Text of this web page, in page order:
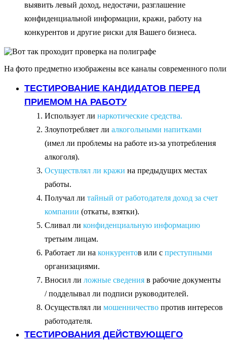
выявить левый доход, недостачи, разглашение
конфиденциальной информации, кражи, работу на
конкурентов и другие риски для Вашего бизнеса.
На фото предметно изображены все каналы современного
ТЕСТИРОВАНИЕ КАНДИДАТОВ ПЕРЕД
ПРИЕМОМ НА РАБОТУ
Использует ли наркотические средства.
Злоупотребляет ли алкогольными напитками
(имел ли проблемы на работе из-за употребления
алкоголя).
Осуществлял ли кражи на предыдущих местах
работы.
Получал ли тайный от работодателя доход за счет
компании (откаты, взятки).
Сливал ли конфиденциальную информацию
третьим лицам.
Работает ли на конкурентов или с преступными
организациями.
Вносил ли ложные сведения в рабочие документы
/ подделывал ли подписи руководителей.
Осуществлял ли мошенничество против интересов
работодателя.
ТЕСТИРОВАНИЯ ДЕЙСТВУЮЩЕГО